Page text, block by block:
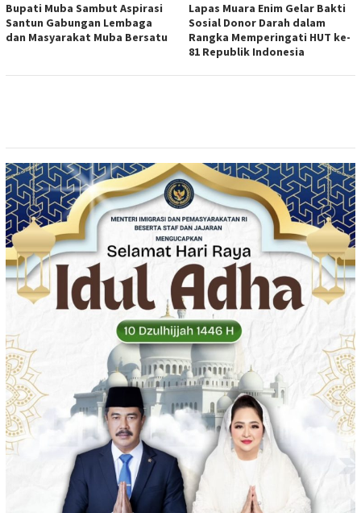
Bupati Muba Sambut Aspirasi
Santun Gabungan Lembaga
dan Masyarakat Muba Bersatu
Lapas Muara Enim Gelar Bakti
Sosial Donor Darah dalam
Rangka Memperingati HUT ke-
81 Republik Indonesia